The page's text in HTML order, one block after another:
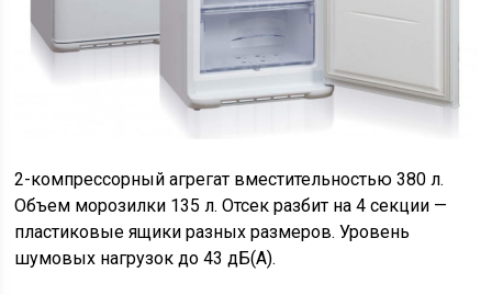
2-компрессорный агрегат вместительностью 380 л.
Объем морозилки 135 л. Отсек разбит на 4 секции —
пластиковые ящики разных размеров. Уровень
шумовых нагрузок до 43 дБ(А).